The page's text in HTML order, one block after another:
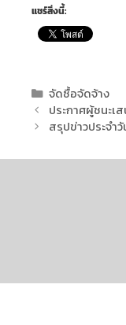
แชร์สิ่งนี้:
จัดซื้อจัดจ้าง
ประกาศผู้ชนะเ
สรุปข่าวประจำ